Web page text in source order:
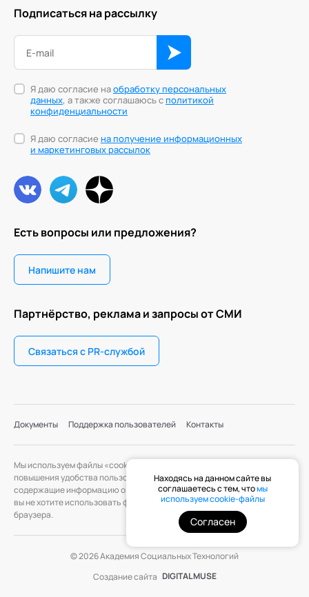
Есть вопросы или предложения?
Напишите нам
Партнёрство, реклама и запросы от СМИ
Связаться с PR-службой
Подписаться на рассылку
Я даю согласие наобработку персональных
данных, а также соглашаюсь сполитикой
конфиденциальности
Я даю согласие на получение информационных
и маркетинговых рассылок
Документы Поддержка пользователей Контакты
Мы используем файлы «cookie» с целью персонализации сервисов и
повышения удобства пользования веб-сайтом. «Cookie» — файлы,
содержащие информацию о предыдущих посещениях веб-сайта. Если
вы не хотите использовать файлы «cookie», измените настройки
браузера.
© 2026 Академия Социальных Технологий
Создание сайта DIGITAL MUSE
Находясь на данном сайте вы
соглашаетесь с тем, чтомы
используем cookie-файлы
Согласен